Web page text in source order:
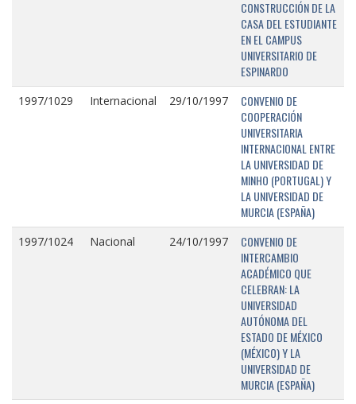
CONSTRUCCIÓN DE LA
CASA DEL ESTUDIANTE
EN EL CAMPUS
UNIVERSITARIO DE
ESPINARDO
1997/1029 Internacional 29/10/1997
CONVENIO DE
COOPERACIÓN
UNIVERSITARIA
INTERNACIONAL ENTRE
LA UNIVERSIDAD DE
MINHO (PORTUGAL) Y
LA UNIVERSIDAD DE
MURCIA (ESPAÑA)
1997/1024 Nacional 24/10/1997
CONVENIO DE
INTERCAMBIO
ACADÉMICO QUE
CELEBRAN: LA
UNIVERSIDAD
AUTÓNOMA DEL
ESTADO DE MÉXICO
(MÉXICO) Y LA
UNIVERSIDAD DE
MURCIA (ESPAÑA)